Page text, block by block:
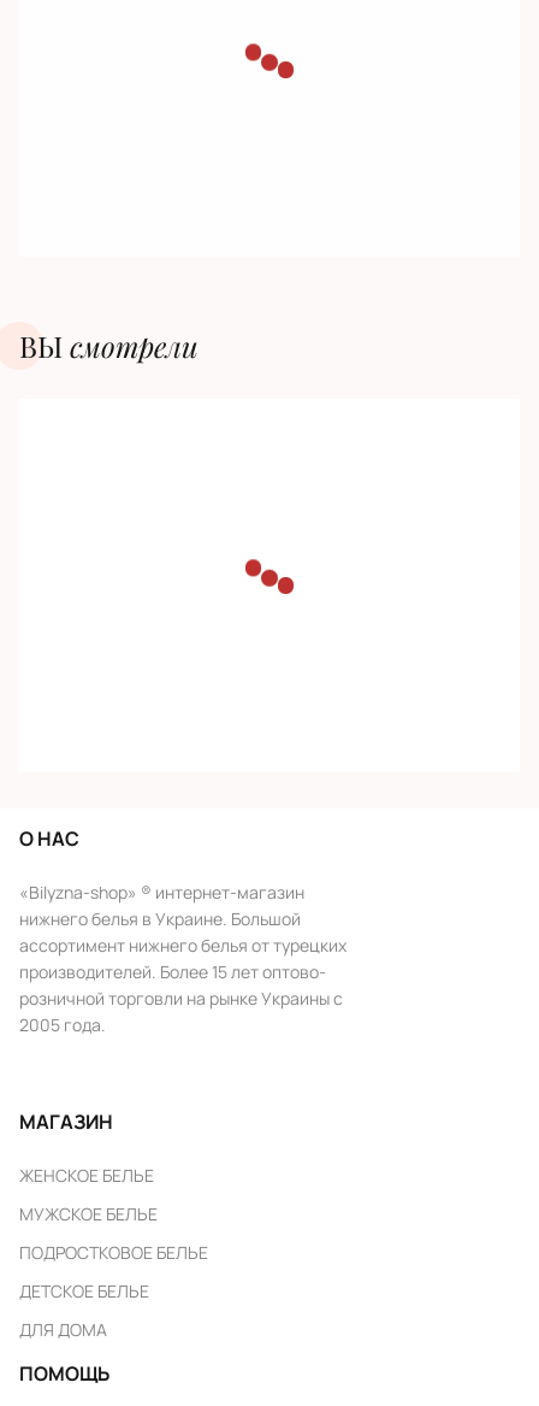
ВЫсмотрели
О НАС
«Bilyzna-shop» ® интернет-магазин
нижнего белья в Украине. Большой
ассортимент нижнего белья от турецких
производителей. Более 15 лет оптово-
розничной торговли на рынке Украины с
2005 года.
МАГАЗИН
ЖЕНСКОЕ БЕЛЬЕ
МУЖСКОЕ БЕЛЬЕ
ПОДРОСТКОВОЕ БЕЛЬЕ
ДЕТСКОЕ БЕЛЬЕ
ДЛЯ ДОМА
ПОМОЩЬ